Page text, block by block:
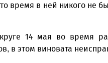
время в ней никого не
14 мая во время
в этом виновата